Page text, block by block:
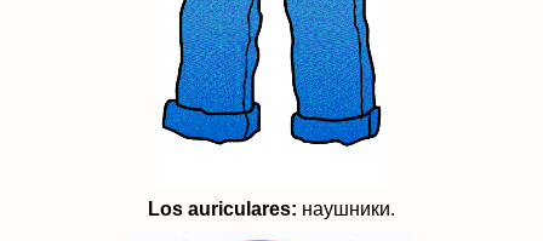
Los auriculares: наушники.